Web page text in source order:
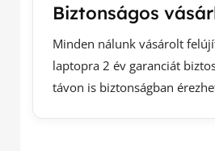
Biztonságos
Minden nálunk vásárolt
laptopra 2 év garanciát
távon is biztonságban